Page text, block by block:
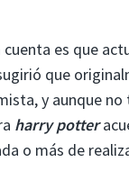
es que
que
y aunque
harry potter
o más de